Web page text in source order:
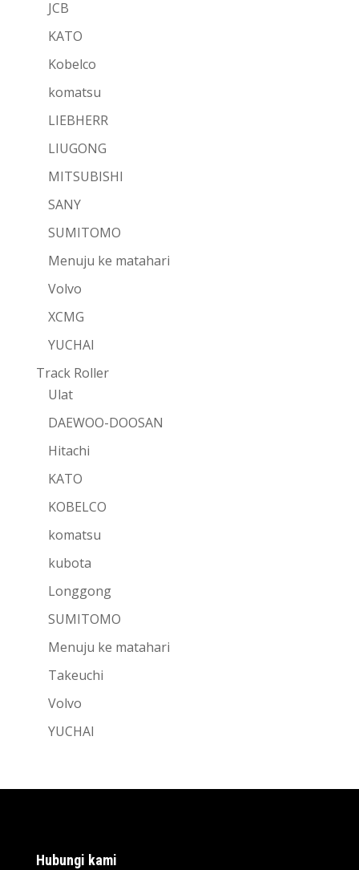
JCB
KATO
Kobelco
komatsu
LIEBHERR
LIUGONG
MITSUBISHI
SANY
SUMITOMO
Menuju ke matahari
Volvo
XCMG
YUCHAI
Track Roller
Ulat
DAEWOO-DOOSAN
Hitachi
KATO
KOBELCO
komatsu
kubota
Longgong
SUMITOMO
Menuju ke matahari
Takeuchi
Volvo
YUCHAI
Hubungi kami